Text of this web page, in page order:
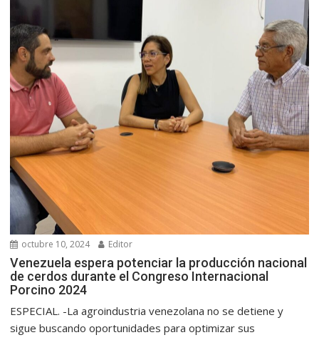
octubre 10, 2024 Editor
Venezuela espera potenciar la producción nacional
de cerdos durante el Congreso Internacional
Porcino 2024
ESPECIAL. -La agroindustria venezolana no se detiene y
sigue buscando oportunidades para optimizar sus